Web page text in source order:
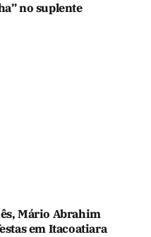
no suplente
Mário Abrahim
em Itacoatiara